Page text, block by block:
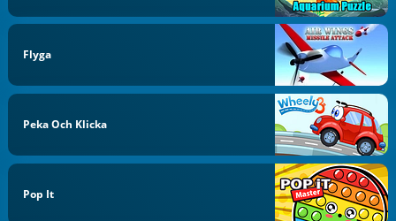
Flyga
Peka Och Klicka
Pop It